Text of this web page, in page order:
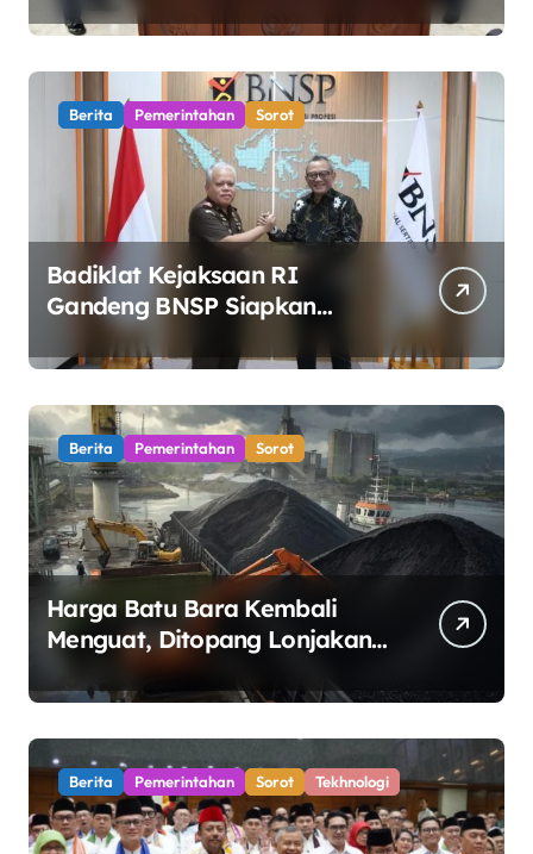
Berita Pemerintahan Sorot
Badiklat Kejaksaan RI
Gandeng BNSP Siapkan
Sertifikasi Profesi Jaksa
Berita Pemerintahan Sorot
Harga Batu Bara Kembali
Menguat, Ditopang Lonjakan
Harga Minyak dan Pasokan
Ketat di China
Berita Pemerintahan Sorot Tekhnologi